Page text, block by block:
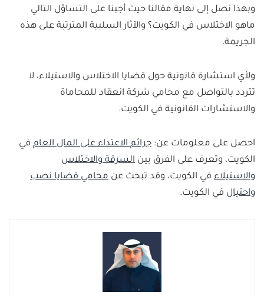
ومنها:
1- تدهور القيم الأخلاقية.
2- عدم المساواة.
4- تأثير على التنمية الاقتصادية.
وبهذا نصل إلى نهاية مقالنا حيث أجبنا على التساؤل التالي
ماهو الاختلاس في الكويت؟ والآثار السلبية المترتبة على هذه
الجريمة.
ولأي استشارة قانونية حول قضايا الاختلاس والاستيلاء، لا
تتردد بالتواصل مع محامي شركة انعقاد للمحاماة
والاستشارات القانونية في الكويت.
احصل على معلومات عن: جرائم الاعتداء على المال العام في
الكويت، وتعرف على الفرق بين السرقة والاختلاس
والاستيلاء في الكويت، وقد تبحث عن محامي قضايا نصب
واحتيال في الكويت.